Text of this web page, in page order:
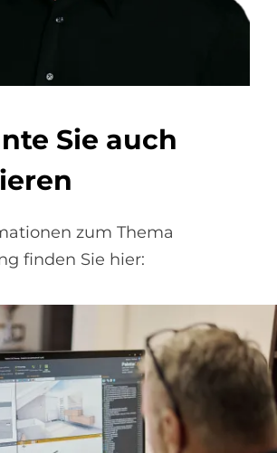
Sie auch
zum Thema
finden Sie hier: